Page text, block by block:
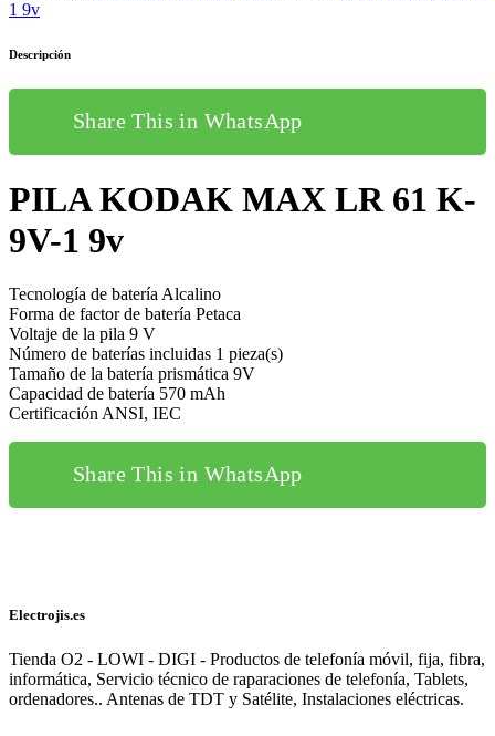
1 9v
Descripción
Share This in WhatsApp
PILA KODAK MAX LR 61 K-
9V-1 9v
Tecnología de batería Alcalino
Forma de factor de batería Petaca
Voltaje de la pila 9 V
Número de baterías incluidas 1 pieza(s)
Tamaño de la batería prismática 9V
Capacidad de batería 570 mAh
Certificación ANSI, IEC
Share This in WhatsApp
Electrojis.es
Tienda O2 - LOWI - DIGI - Productos de telefonía móvil, fija, fibra,
informática, Servicio técnico de raparaciones de telefonía, Tablets,
ordenadores.. Antenas de TDT y Satélite, Instalaciones eléctricas.